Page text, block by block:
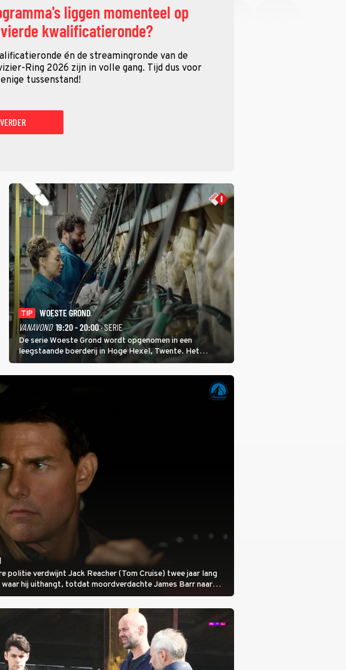
liggen momenteel op
kwalificatieronde?
én de streamingronde van de
Ring 2026 zijn in volle gang. Tijd dus voor
tussenstand!
TIP
WOESTE GROND
VANAVOND 19:20 - 20:00· SERIE
De serie Woeste Grond wordt opgenomen in een
leegstaande boerderij in Hoge Hexel, Twente. Het
melkveebedrijf met 160 koeien moest sluiten, omdat het
dicht bij een Natura 2000-gebied ligt. In de serie heerst er
politie verdwijnt Jack Reacher (Tom Cruise) twee jaar lang
waar hij uithangt, totdat moordverdachte James Barr naar